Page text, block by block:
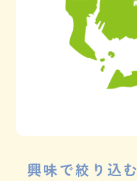
興味で絞り込む